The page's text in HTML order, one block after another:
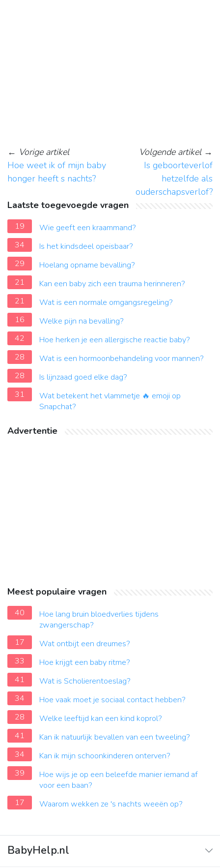
← Vorige artikel
Hoe weet ik of mijn baby
honger heeft s nachts?
Volgende artikel→
Is geboorteverlof
hetzelfde als
ouderschapsverlof?
Laatste toegevoegde vragen
19
Wie geeft een kraammand?
34
Is het kindsdeel opeisbaar?
29
Hoelang opname bevalling?
21
Kan een baby zich een trauma herinneren?
21
Wat is een normale omgangsregeling?
16
Welke pijn na bevalling?
42
Hoe herken je een allergische reactie baby?
28
Wat is een hormoonbehandeling voor mannen?
28
Is lijnzaad goed elke dag?
31
Wat betekent het vlammetje 🔥 emoji op
Snapchat?
Advertentie
Meest populaire vragen
40
Hoe lang bruin bloedverlies tijdens
zwangerschap?
17
Wat ontbijt een dreumes?
33
Hoe krijgt een baby ritme?
41
Wat is Scholierentoeslag?
34
Hoe vaak moet je sociaal contact hebben?
28
Welke leeftijd kan een kind koprol?
41
Kan ik natuurlijk bevallen van een tweeling?
34
Kan ik mijn schoonkinderen onterven?
39
Hoe wijs je op een beleefde manier iemand af
voor een baan?
17
Waarom wekken ze 's nachts weeën op?
BabyHelp.nl